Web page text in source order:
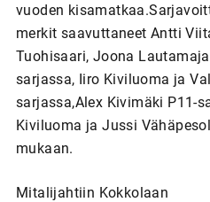
vuoden
merkit saavuttaneet Antti
Tuohisaari, Joona
sarjassa, Iiro Kiviluoma ja
sarjassa,Alex Kivimäki P11-
Kiviluoma ja Jussi
mukaan.
Mitalijahtiin Kokkolaan